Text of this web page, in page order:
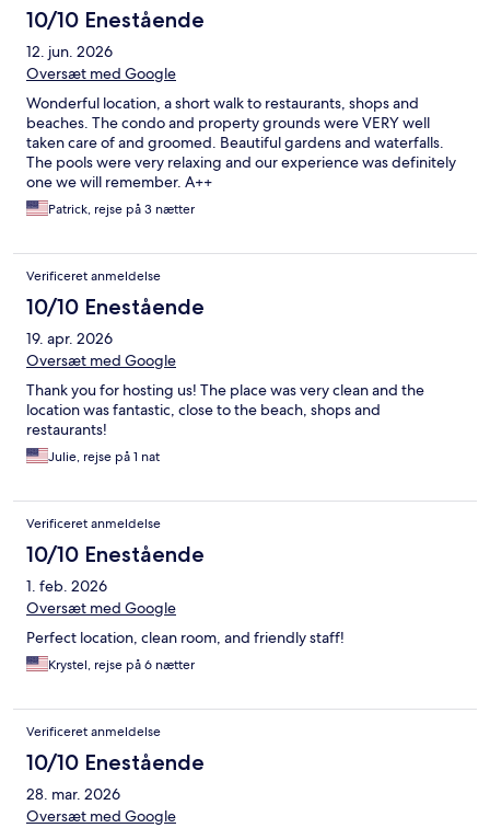
10/10 Enestående
12. jun. 2026
Oversæt med Google
Wonderful location, a short walk to restaurants, shops and
beaches. The condo and property grounds were VERY well
taken care of and groomed. Beautiful gardens and waterfalls.
The pools were very relaxing and our experience was definitely
one we will remember. A++
Patrick, rejse på 3 nætter
Verificeret anmeldelse
10/10 Enestående
19. apr. 2026
Oversæt med Google
Thank you for hosting us! The place was very clean and the
location was fantastic, close to the beach, shops and
restaurants!
Julie, rejse på 1 nat
Verificeret anmeldelse
10/10 Enestående
1. feb. 2026
Oversæt med Google
Perfect location, clean room, and friendly staff!
Krystel, rejse på 6 nætter
Verificeret anmeldelse
10/10 Enestående
28. mar. 2026
Oversæt med Google